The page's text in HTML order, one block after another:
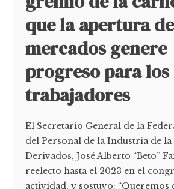
que la apertura de
mercados genere
progreso para los
trabajadores
El Secretario General de la
del Personal de la Industria de la
Derivados, José Alberto “Beto”
reelecto hasta el 2023 en el
actividad, y sostuvo: “Queremos